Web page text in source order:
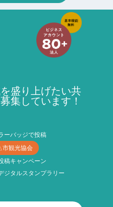
盛り上げたい共
集しています！
ーバッジで投稿
観光協会
稿キャンペーン
ジタルスタンプラリー